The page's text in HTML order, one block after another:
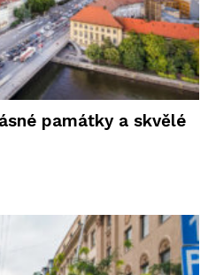
památky a skvělé